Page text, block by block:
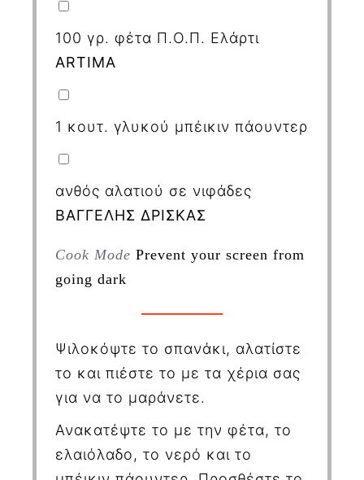
100 γρ. φέτα Π.Ο.Π. Ελάρτι
ARTIMA
1 κουτ. γλυκού μπέικιν πάουντερ
ανθός αλατιού σε νιφάδες
ΒΑΓΓΕΛΗΣ ΔΡΙΣΚΑΣ
Cook Mode Prevent your screen from
going dark
Ψιλοκόψτε το σπανάκι, αλατίστε
το και πιέστε το με τα χέρια σας
για να το μαράνετε.
Ανακατέψτε το με την φέτα, το
ελαιόλαδο, το νερό και το